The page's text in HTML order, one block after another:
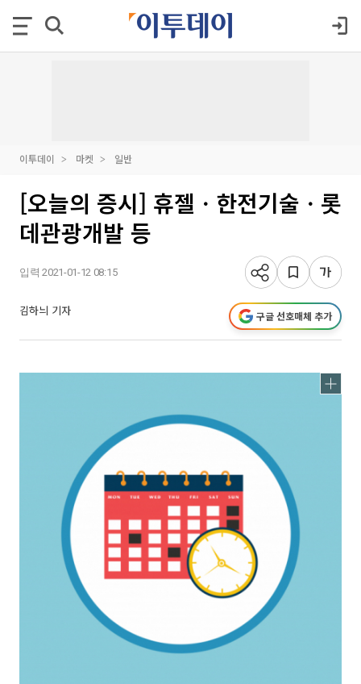
이투데이 마켓 일반
[오늘의 증시] 휴젤ㆍ한전기술ㆍ롯
데관광개발 등
입력 2021-01-12 08:15
김하늬 기자 구글 선호매체 추가